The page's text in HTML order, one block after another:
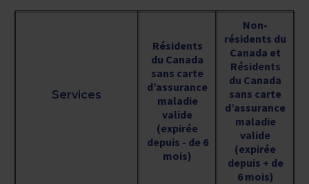
Services
Résidents
du Canada
sans carte
d’assurance
maladie
valide
(expirée
depuis - de 6
mois)
Non-
résidents du
Canada et
Résidents
du Canada
sans carte
d’assurance
maladie
valide
(expirée
depuis + de
6 mois)